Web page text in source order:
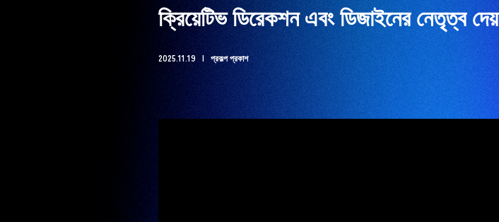
ক্রিয়েটিভ ডিরেকশন এবং ডিজাইনের নেতৃত্ব দেয়
2025.11.19 প্রকল্প প্রকাশ